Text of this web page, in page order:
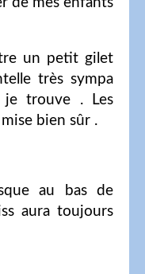
un petit gilet
très sympa
je trouve . Les
bien sûr .
au bas de
aura toujours